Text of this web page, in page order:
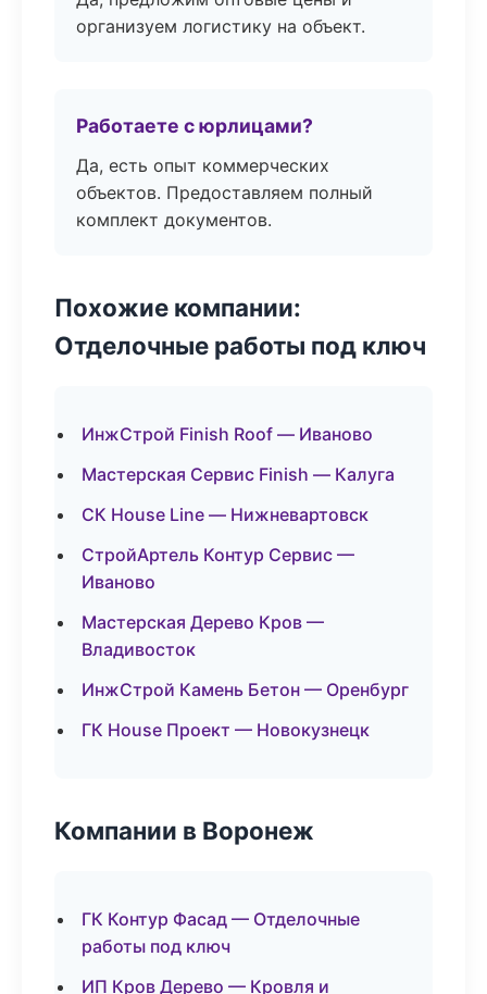
организуем логистику на объект.
Работаете с юрлицами?
Да, есть опыт коммерческих
объектов. Предоставляем полный
комплект документов.
Похожие компании:
Отделочные работы под ключ
ИнжСтрой Finish Roof — Иваново
Мастерская Сервис Finish — Калуга
СК House Line — Нижневартовск
СтройАртель Контур Сервис —
Иваново
Мастерская Дерево Кров —
Владивосток
ИнжСтрой Камень Бетон — Оренбург
ГК House Проект — Новокузнецк
Компании в Воронеж
ГК Контур Фасад — Отделочные
работы под ключ
ИП Кров Дерево — Кровля и